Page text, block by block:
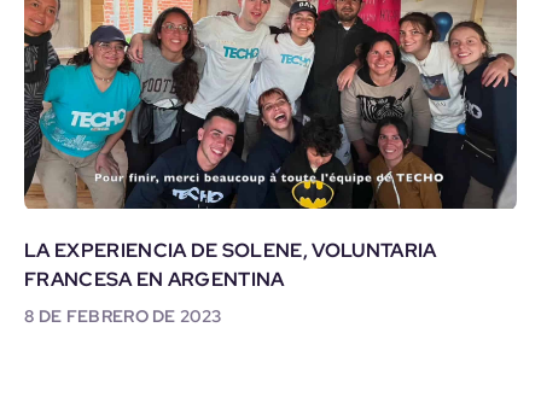
LA EXPERIENCIA DE SOLENE, VOLUNTARIA
FRANCESA EN ARGENTINA
8 DE FEBRERO DE 2023